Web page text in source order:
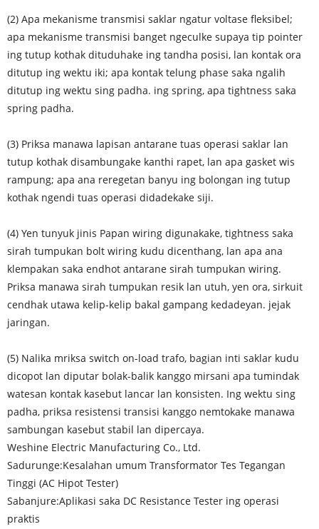
(2) Apa mekanisme transmisi saklar ngatur voltase fleksibel;
apa mekanisme transmisi banget ngeculke supaya tip pointer
ing tutup kothak dituduhake ing tandha posisi, lan kontak ora
ditutup ing wektu iki; apa kontak telung phase saka ngalih
ditutup ing wektu sing padha. ing spring, apa tightness saka
spring padha.
(3) Priksa manawa lapisan antarane tuas operasi saklar lan
tutup kothak disambungake kanthi rapet, lan apa gasket wis
rampung; apa ana reregetan banyu ing bolongan ing tutup
kothak ngendi tuas operasi didadekake siji.
(4) Yen tunyuk jinis Papan wiring digunakake, tightness saka
sirah tumpukan bolt wiring kudu dicenthang, lan apa ana
klempakan saka endhot antarane sirah tumpukan wiring.
Priksa manawa sirah tumpukan resik lan utuh, yen ora, sirkuit
cendhak utawa kelip-kelip bakal gampang kedadeyan. jejak
jaringan.
(5) Nalika mriksa switch on-load trafo, bagian inti saklar kudu
dicopot lan diputar bolak-balik kanggo mirsani apa tumindak
watesan kontak kasebut lancar lan konsisten. Ing wektu sing
padha, priksa resistensi transisi kanggo nemtokake manawa
sambungan kasebut stabil lan dipercaya.
Weshine Electric Manufacturing Co., Ltd.
Sadurunge:Kesalahan umum Transformator Tes Tegangan
Tinggi (AC Hipot Tester)
Sabanjure:Aplikasi saka DC Resistance Tester ing operasi
praktis